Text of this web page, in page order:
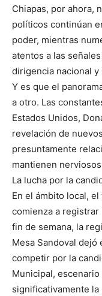
Chiapas, por ahora,
políticos continúan
poder, mientras
atentos a las
dirigencia nacional y
Y es que el
a otro. Las
Estados Unidos,
revelación de
presuntamente
mantienen
La lucha por la
En el ámbito local,
comienza a
fin de semana, la
Mesa Sandoval
competir por la
Municipal,
significativamente